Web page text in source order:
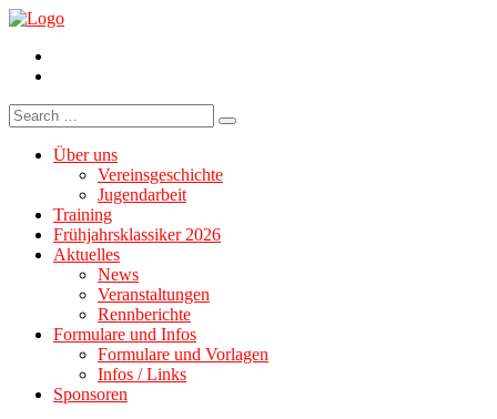
Search
for:
Über uns
Vereinsgeschichte
Jugendarbeit
Training
Frühjahrsklassiker 2026
Aktuelles
News
Veranstaltungen
Rennberichte
Formulare und Infos
Formulare und Vorlagen
Infos / Links
Sponsoren